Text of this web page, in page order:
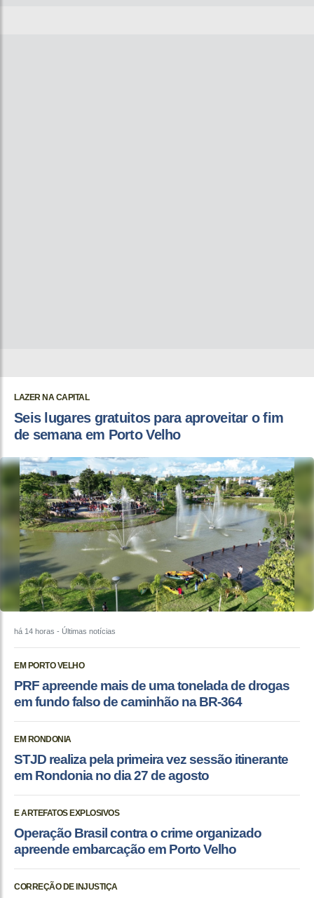
LAZER NA CAPITAL
Seis lugares gratuitos para aproveitar o fim
de semana em Porto Velho
há 14 horas - Últimas notícias
EM PORTO VELHO
PRF apreende mais de uma tonelada de drogas
em fundo falso de caminhão na BR-364
EM RONDONIA
STJD realiza pela primeira vez sessão itinerante
em Rondonia no dia 27 de agosto
E ARTEFATOS EXPLOSIVOS
Operação Brasil contra o crime organizado
apreende embarcação em Porto Velho
CORREÇÃO DE INJUSTIÇA